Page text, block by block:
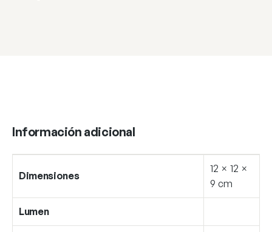
Información adicional
Dimensiones
12 × 12 ×
9 cm
Lumen